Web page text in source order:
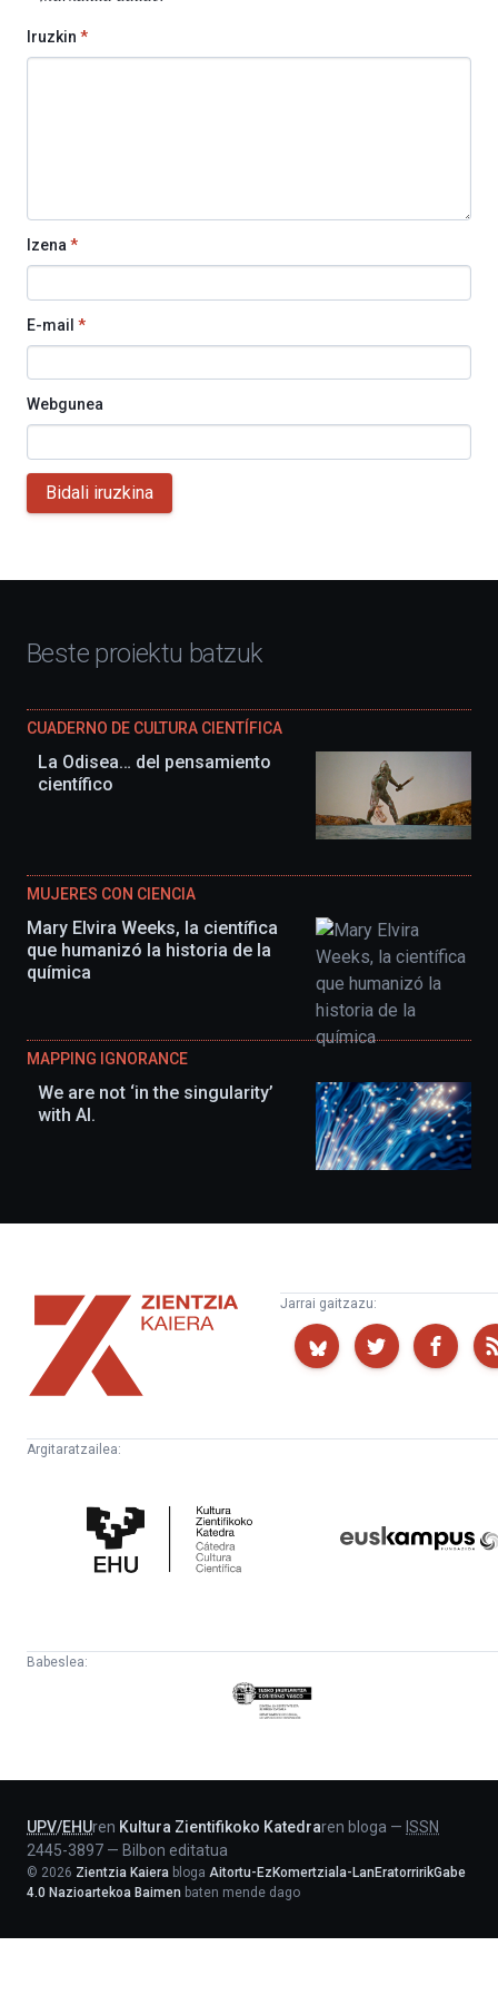
Iruzkin *
Izena*
E-mail *
Webgunea
Bidali iruzkina
Beste proiektu batzuk
CUADERNO DE CULTURA CIENTÍFICA
La Odisea… del pensamiento
científico
MUJERES CON CIENCIA
Mary Elvira Weeks, la científica
que humanizó la historia de la
química
MAPPING IGNORANCE
We are not ‘in the singularity’
with AI.
Zientzia
Kaiera
Jarrai gaitzazu:
Argitaratzailea:
Zientifikoko
Katedra
Babeslea:
Eusko
Jaurlaritza
UPV/EHUren Kultura Zientifikoko Katedraren bloga — ISSN
2445-3897 — Bilbon editatua
© 2026 Zientzia Kaiera bloga Aitortu-EzKomertziala-LanEratorririkGabe
4.0 Nazioartekoa Baimen baten mende dago